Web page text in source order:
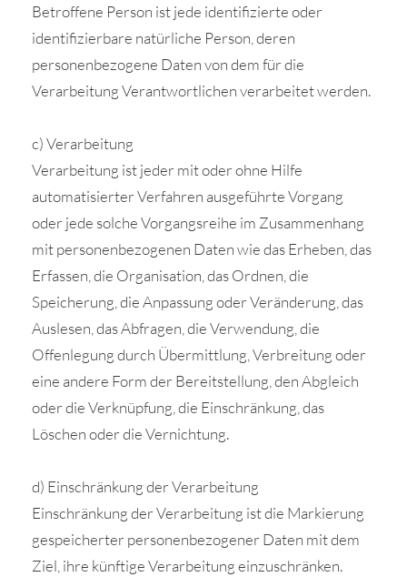
Betroffene Person ist jede identifizierte oder
identifizierbare natürliche Person, deren
personenbezogene Daten von dem für die
Verarbeitung Verantwortlichen verarbeitet werden.
c) Verarbeitung
Verarbeitung ist jeder mit oder ohne Hilfe
automatisierter Verfahren ausgeführte Vorgang
oder jede solche Vorgangsreihe im Zusammenhang
mit personenbezogenen Daten wie das Erheben, das
Erfassen, die Organisation, das Ordnen, die
Speicherung, die Anpassung oder Veränderung, das
Auslesen, das Abfragen, die Verwendung, die
Offenlegung durch Übermittlung, Verbreitung oder
eine andere Form der Bereitstellung, den Abgleich
oder die Verknüpfung, die Einschränkung, das
Löschen oder die Vernichtung.
d) Einschränkung der Verarbeitung
Einschränkung der Verarbeitung ist die Markierung
gespeicherter personenbezogener Daten mit dem
Ziel, ihre künftige Verarbeitung einzuschränken.